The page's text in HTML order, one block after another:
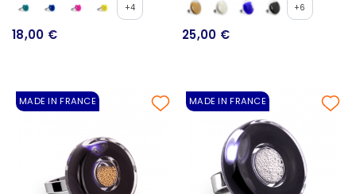
+4
18,00 €
+6
25,00 €
MADE IN FRANCE MADE IN FRANCE